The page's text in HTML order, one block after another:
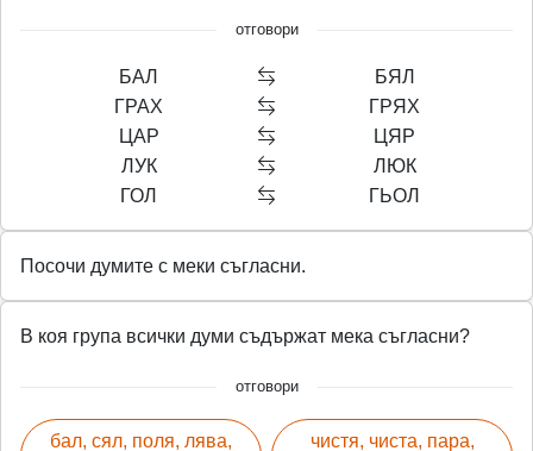
отговори
БАЛ
БЯЛ
ГРАХ
ГРЯХ
ЦАР
ЦЯР
ЛУК
ЛЮК
ГОЛ
ГЬОЛ
Посочи думите с меки съгласни.
В коя група всички думи съдържат мека съгласни?
отговори
бал, сял, поля, лява,
чистя, чиста, пара,